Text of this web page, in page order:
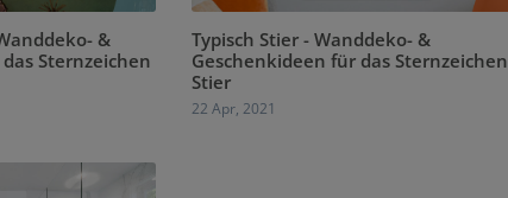
&
Sternzeichen
Typisch Stier - Wanddeko- &
Geschenkideen für das Sternzeichen
Stier
22 Apr, 2021